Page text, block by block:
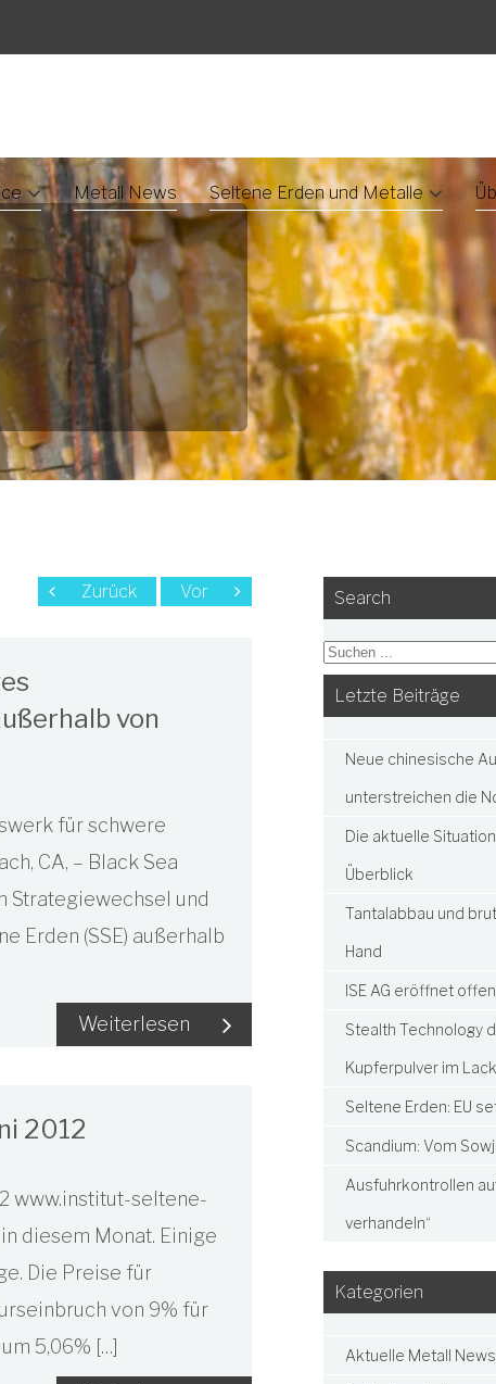
Metall News Seltene Erden und Metalle
Zurück Vor
von
für schwere
CA, – Black Sea
Strategiewechsel und
Erden (SSE) außerhalb
Weiterlesen
2012
www.institut-seltene-
diesem Monat. Einige
Die Preise für
von 9% für
5,06% […]
Search
Letzte Beiträge
Neue chinesische
unterstreichen die
Die aktuelle
Überblick
Tantalabbau und
Hand
ISE AG eröffnet
Stealth Technology
Kupferpulver im Lack
Seltene Erden: EU
Scandium: Vom
Ausfuhrkontrollen
verhandeln“
Kategorien
Aktuelle Metall News